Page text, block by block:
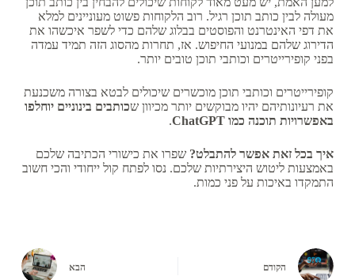
מעולה לבין כותב תוכן רגיל. רוב הלקוחות פשוט מעוניינים למלא
את דפי האינטרנט והפוסטים בבלוג שלהם כדי לשפר איכשהו את
הדירוג שלהם במנועי החיפוש. אז, תחרות מהסוג הזה תמיד עמדה
בפני קופירייטרים וכותבי תוכן טובים יותר.
קופירייטרים וכותבי תוכן מוכשרים שיכולים לבטא בצורה משכנעת
את רעיונותיהם יהיו מבוקשים יותר מכיוון שכותבים בינוניים יוחלפו
באפשרויות תוכנה כמו ChatGPT
.
איך בכל זאת אפשר להתבלט? שפרו את כישורי הכתיבה שלכם
באמצעות ליטוש היצירתיות שלכם. נסו לפתח קול ייחודי והכי חשוב
התמקדו באיכות על פני כמות.
הקודם הבא